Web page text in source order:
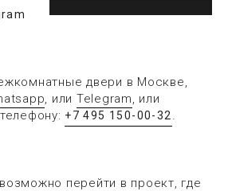
двери в Москве,
, или Telegram, или
+7 495 150-00-32 .
перейти в проект, где